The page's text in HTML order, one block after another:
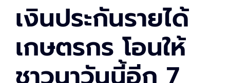
เงินประกันรายได้
เกษตรกร โอนให้